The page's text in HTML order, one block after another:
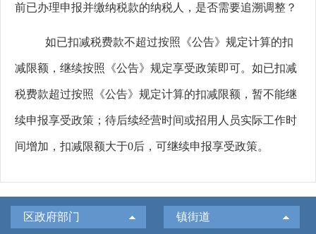
前已办理申报并缴纳税款的纳税人，是否需要追溯调整？
如已扣减税费款不超过按照《公告》规定计算的扣
减限额，继续按照《公告》规定享受政策即可。如已扣减
税费款超过按照《公告》规定计算的扣减限额，暂不能继
续申报享受政策；待后续经营时间或招用人员实际工作时
间增加，扣减限额大于0后，可继续申报享受政策。
区政府部门 镇街道